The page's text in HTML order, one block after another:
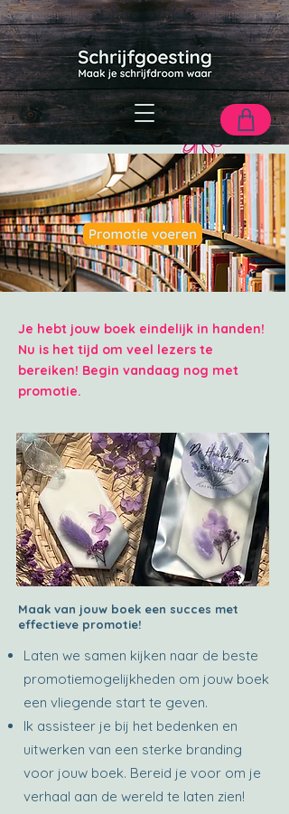
Je hebt jouw boek eindelijk in handen!
Nu is het tijd om veel lezers te
bereiken! Begin vandaag nog met
promotie.
Maak van jouw boek een succes met
effectieve promotie!
Laten we samen kijken naar de beste
promotiemogelijkheden om jouw boek
een vliegende start te geven.
Ik assisteer je bij het bedenken en
uitwerken van een sterke branding
voor jouw boek. Bereid je voor om je
verhaal aan de wereld te laten zien!